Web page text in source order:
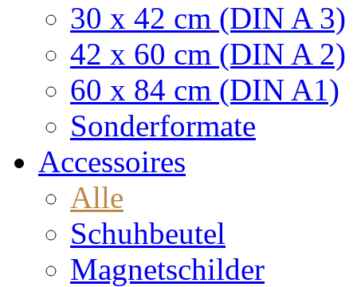
30 x 42 cm (DIN A 3)
42 x 60 cm (DIN A 2)
60 x 84 cm (DIN A1)
Sonderformate
Accessoires
Alle
Schuhbeutel
Magnetschilder